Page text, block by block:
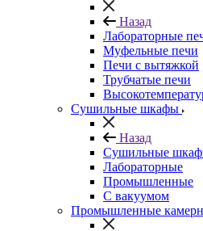
Назад
Лабораторные
Муфельные печи
Печи с вытяжкой
Трубчатые печи
Сушильные шкафы
Назад
Сушильные
Лабораторные
Промышленные
С вакуумом
Промышленные